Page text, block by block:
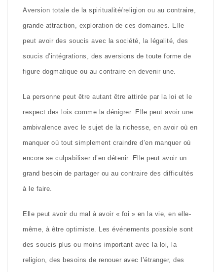
Aversion totale de la spiritualité/religion ou au contraire,
grande attraction, exploration de ces domaines. Elle
peut avoir des soucis avec la société, la légalité, des
soucis d’intégrations, des aversions de toute forme de
figure dogmatique ou au contraire en devenir une.
La personne peut être autant être attirée par la loi et le
respect des lois comme la dénigrer. Elle peut avoir une
ambivalence avec le sujet de la richesse, en avoir où en
manquer où tout simplement craindre d’en manquer où
encore se culpabiliser d’en détenir. Elle peut avoir un
grand besoin de partager ou au contraire des difficultés
à le faire.
Elle peut avoir du mal à avoir « foi » en la vie, en elle-
même, à être optimiste. Les événements possible sont
des soucis plus ou moins important avec la loi, la
religion, des besoins de renouer avec l’étranger, des